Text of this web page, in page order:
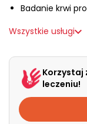
EN
Badanie krwi
Wszystkie usługi
Korzystaj
leczeniu!